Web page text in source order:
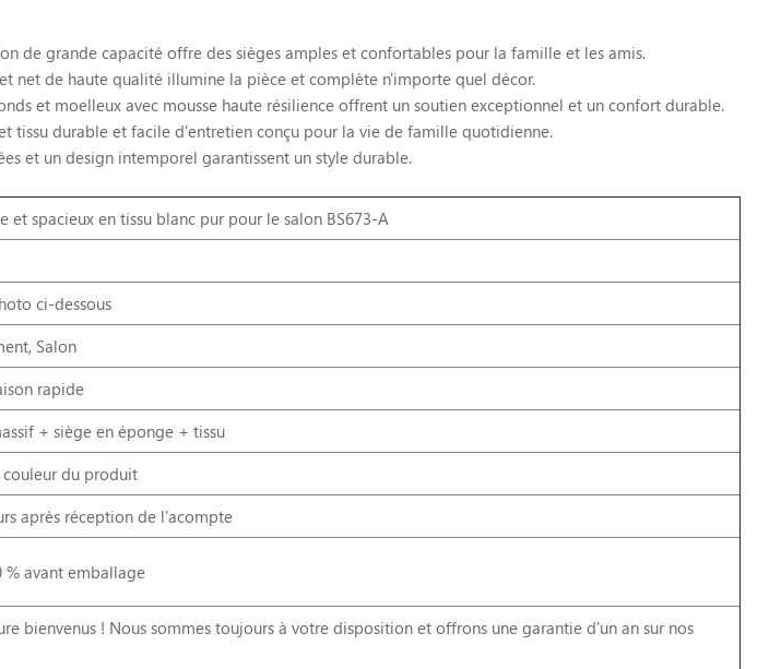
de grande capacité offre des sièges amples et confortables pour la famille et les amis.
net de haute qualité illumine la pièce et complète n'importe quel décor.
et moelleux avec mousse haute résilience offrent un soutien exceptionnel et un confort durable.
tissu durable et facile d'entretien conçu pour la vie de famille quotidienne.
et un design intemporel garantissent un style durable.
et spacieux en tissu blanc pur pour le salon BS673-A
ci-dessous
Salon
rapide
+ siège en éponge + tissu
du produit
après réception de l'acompte
% avant emballage
bienvenus ! Nous sommes toujours à votre disposition et offrons une garantie d'un an sur nos